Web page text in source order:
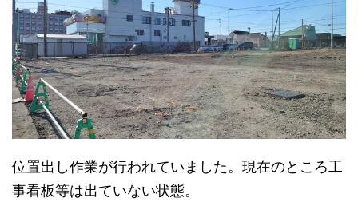
位置出し作業が行われていました。現在のところ工
事看板等は出ていない状態。